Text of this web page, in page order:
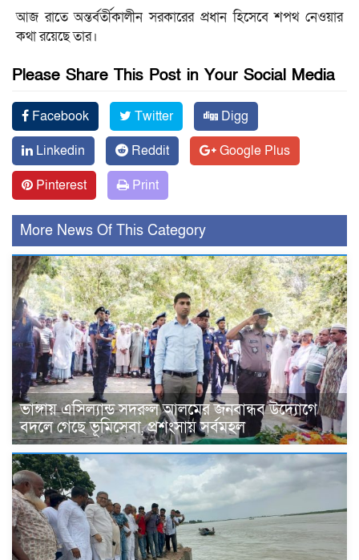
আজ রাতে অন্তর্বর্তীকালীন সরকারের প্রধান হিসেবে শপথ নেওয়ার
কথা রয়েছে তার।
Please Share This Post in Your Social Media
Facebook Twitter
Digg
Linkedin
Reddit
Google Plus
Pinterest
Print
More News Of This Category
ভাঙ্গায় এসিল্যান্ড সদরুল আলমের জনবান্ধব উদ্যোগে
বদলে গেছে ভূমিসেবা, প্রশংসায় সর্বমহল